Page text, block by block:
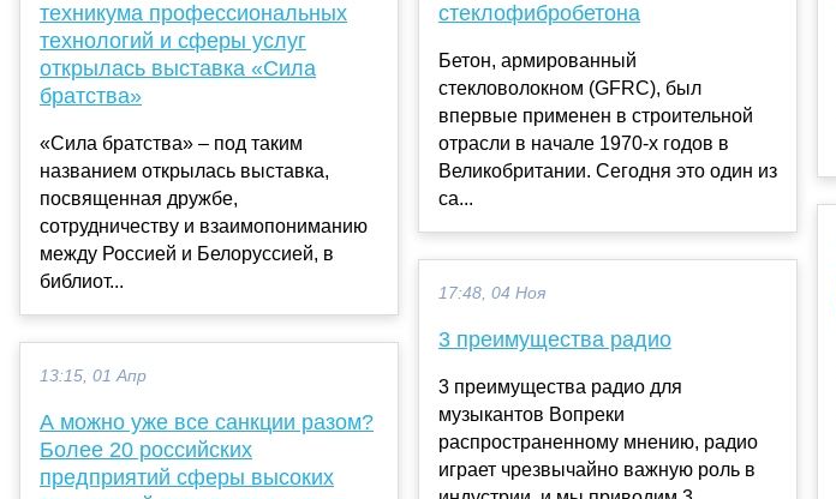
техникума профессиональных
технологий и сферы услуг
открылась выставка «Сила
братства»
«Сила братства» – под таким
названием открылась выставка,
посвященная дружбе,
сотрудничеству и взаимопониманию
между Россией и Белоруссией, в
библиот...
13:15, 01 Апр
А можно уже все санкции разом?
Более 20 российских
предприятий сферы высоких
стеклофибробетона
Бетон, армированный
стекловолокном (GFRC), был
впервые применен в строительной
отрасли в начале 1970-х годов в
Великобритании. Сегодня это один из
са...
17:48, 04 Ноя
3 преимущества радио
3 преимущества радио для
музыкантов Вопреки
распространенному мнению, радио
играет чрезвычайно важную роль в